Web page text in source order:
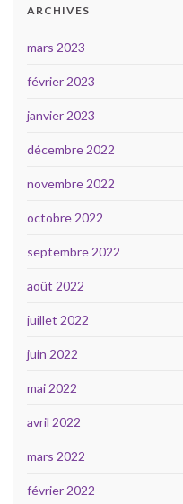
ARCHIVES
mars 2023
février 2023
janvier 2023
décembre 2022
novembre 2022
octobre 2022
septembre 2022
août 2022
juillet 2022
juin 2022
mai 2022
avril 2022
mars 2022
février 2022